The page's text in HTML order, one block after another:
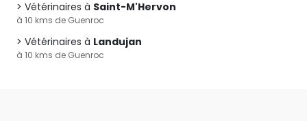
Vétérinaires à Saint-M'Hervon
à 10 kms de Guenroc
Vétérinaires à Landujan
à 10 kms de Guenroc